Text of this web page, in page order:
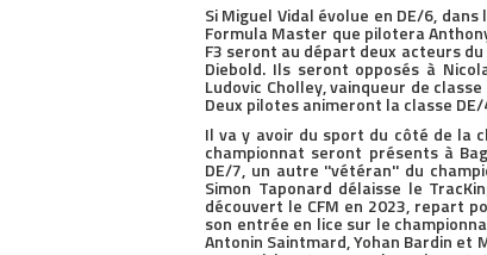
Si Miguel Vidal évolue en DE/6,
Formula Master que pilotera
F3 seront au départ deux acteurs
Diebold. Ils seront opposés à
Ludovic Cholley, vainqueur de
Deux pilotes animeront la classe
Il va y avoir du sport du côté de la
championnat seront présents à
DE/7, un autre ''vétéran'' du
Simon Taponard délaisse le
découvert le CFM en 2023, repart
son entrée en lice sur le
Antonin Saintmard, Yohan Bardin et